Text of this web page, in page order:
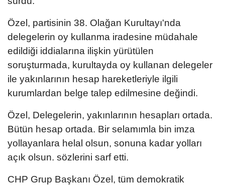
Özel, partisinin 38. Olağan Kurultayı'nda
delegelerin oy kullanma iradesine müdahale
edildiği iddialarına ilişkin yürütülen
soruşturmada, kurultayda oy kullanan delegeler
ile yakınlarının hesap hareketleriyle ilgili
kurumlardan belge talep edilmesine değindi.
Özel, Delegelerin, yakınlarının hesapları ortada.
Bütün hesap ortada. Bir selamımla bin imza
yollayanlara helal olsun, sonuna kadar yolları
açık olsun. sözlerini sarf etti.
CHP Grup Başkanı Özel, tüm demokratik